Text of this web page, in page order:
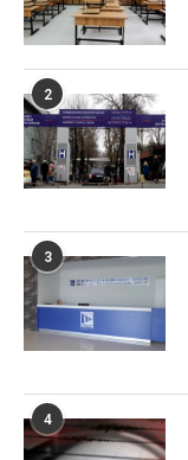
2
3
4